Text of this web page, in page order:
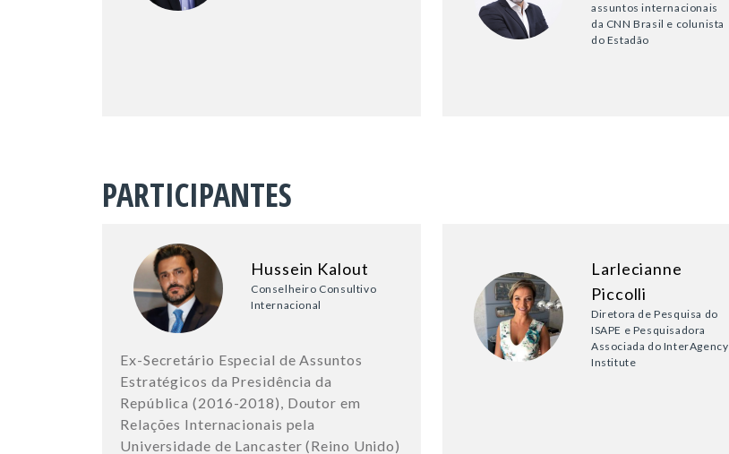
assuntos internacionais
da CNN Brasil e colunista
do Estadão
PARTICIPANTES
Hussein Kalout
Conselheiro Consultivo
Internacional
Ex-Secretário Especial de Assuntos
Estratégicos da Presidência da
República (2016-2018), Doutor em
Relações Internacionais pela
Universidade de Lancaster (Reino Unido)
Larlecianne
Piccolli
Diretora de Pesquisa do
ISAPE e Pesquisadora
Associada do InterAgency
Institute